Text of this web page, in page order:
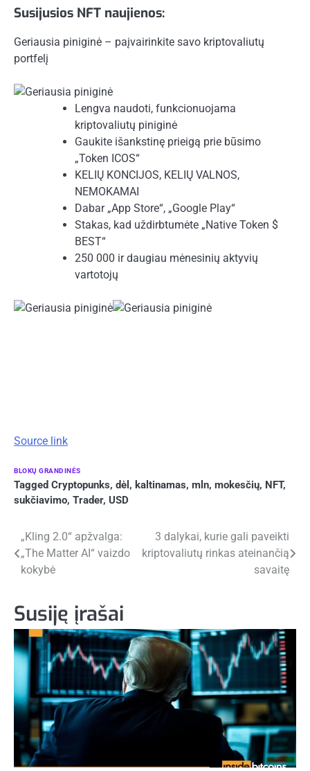
Susijusios NFT naujienos:
Geriausia piniginė – paįvairinkite savo kriptovaliutų
portfelį
Lengva naudoti, funkcionuojama
kriptovaliutų piniginė
Gaukite išankstinę prieigą prie būsimo
„Token ICOS“
KELIŲ KONCIJOS, KELIŲ VALNOS,
NEMOKAMAI
Dabar „App Store“, „Google Play“
Stakas, kad uždirbtumėte „Native Token $
BEST“
250 000 ir daugiau mėnesinių aktyvių
vartotojų
Source link
BLOKŲ GRANDINĖS
Tagged Cryptopunks, dėl , kaltinamas, mln, mokesčių, NFT,
sukčiavimo, Trader, USD
Navigacija
tarp
„Kling 2.0“ apžvalga:
„The Matter AI“ vaizdo
kokybė
3 dalykai, kurie gali paveikti
kriptovaliutų rinkas ateinančią
savaitę
Susiję įrašai